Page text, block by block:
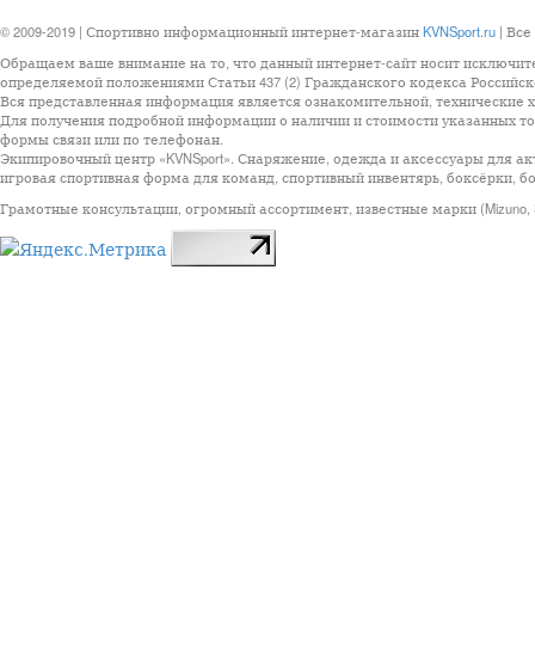
© 2009-2019 | Спортивно информационный интернет-магазин KVNSport.ru |
Обращаем ваше внимание на то, что данный интернет-сайт носит
определяемой положениями Статьи 437 (2) Гражданского кодекса
Вся представленная информация является ознакомительной, технические
Для получения подробной информации о наличии и стоимости указанных
формы связи или по телефонан.
Экипировочный центр «KVNSport». Снаряжение, одежда и аксессуары для
игровая спортивная форма для команд, спортивный инвентярь, боксёрки,
Грамотные консультации, огромный ассортимент, известные марки (Mizuno,